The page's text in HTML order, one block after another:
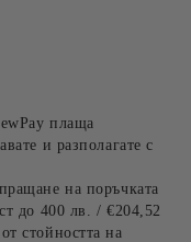
плаща
и разполагате с
на поръчката
до 400 лв. / €204,52
стойността на